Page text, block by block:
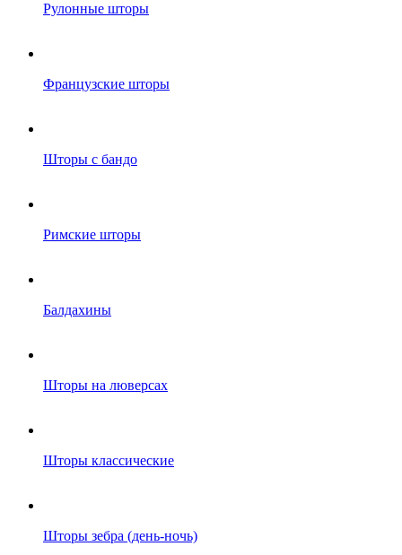
Рулонные шторы
Французские шторы
Шторы с бандо
Римские шторы
Балдахины
Шторы на люверсах
Шторы классические
Шторы зебра (день-ночь)